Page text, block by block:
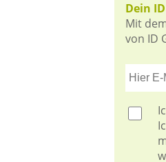
Dein
Mit
von ID